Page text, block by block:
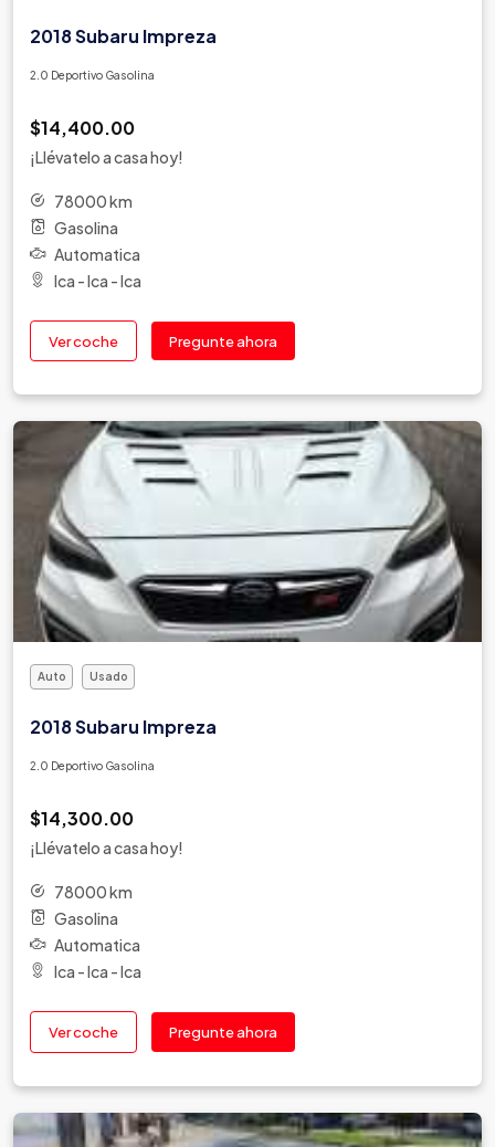
2018 Subaru Impreza
2.0 Deportivo Gasolina
$14,400.00
¡Llévatelo a casa hoy!
78000 km
Gasolina
Automatica
Ica - Ica - Ica
Ver coche Pregunte ahora
Auto Usado
2018 Subaru Impreza
2.0 Deportivo Gasolina
$14,300.00
¡Llévatelo a casa hoy!
78000 km
Gasolina
Automatica
Ica - Ica - Ica
Ver coche Pregunte ahora